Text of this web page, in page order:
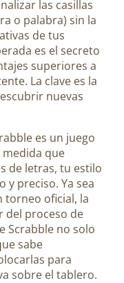
las casillas
o palabra) sin la
de tus
es el secreto
superiores a
La clave es la
nuevas
es un juego
que
de letras, tu estilo
y preciso. Ya sea
torneo oficial, la
del proceso de
Scrabble no solo
sabe
para
sobre el tablero.